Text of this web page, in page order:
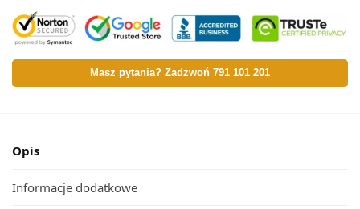
Masz pytania? Zadzwoń 791 101 201
Opis
Informacje dodatkowe